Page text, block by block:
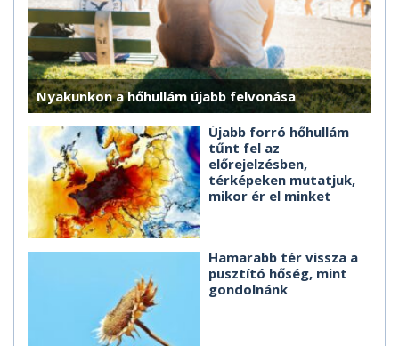
Nyakunkon a hőhullám újabb felvonása
Újabb forró hőhullám
tűnt fel az
előrejelzésben,
térképeken mutatjuk,
mikor ér el minket
Hamarabb tér vissza a
pusztító hőség, mint
gondolnánk